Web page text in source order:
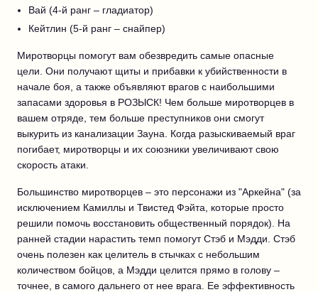
Вай (4-й ранг – гладиатор)
Кейтлин (5-й ранг – снайпер)
Миротворцы помогут вам обезвредить самые опасные
цели. Они получают щиты и прибавки к убийственности в
начале боя, а также объявляют врагов с наибольшими
запасами здоровья в РОЗЫСК! Чем больше миротворцев в
вашем отряде, тем больше преступников они смогут
выкурить из канализации Зауна. Когда разыскиваемый враг
погибает, миротворцы и их союзники увеличивают свою
скорость атаки.
Большинство миротворцев – это персонажи из "Аркейна" (за
исключением Камиллы и Твистед Фэйта, которые просто
решили помочь восстановить общественный порядок). На
ранней стадии нарастить темп помогут Стэб и Мэдди. Стэб
очень полезен как целитель в стычках с небольшим
количеством бойцов, а Мэдди целится прямо в голову –
точнее, в самого дальнего от нее врага. Ее эффективность